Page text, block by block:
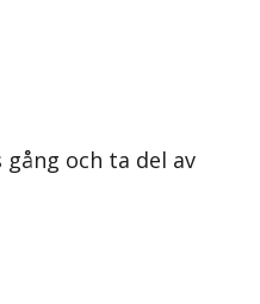
och ta del av